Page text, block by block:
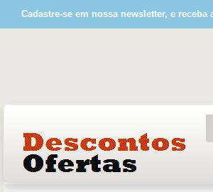
Cadastre-se em nossa newsletter, e